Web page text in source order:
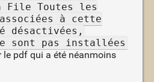
File Toutes les
à cette
désactivées,
sont pas installées
le pdf qui a été néanmoins